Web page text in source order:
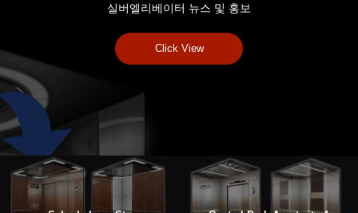
실버엘리베이터 뉴스 및 홍보
Click View